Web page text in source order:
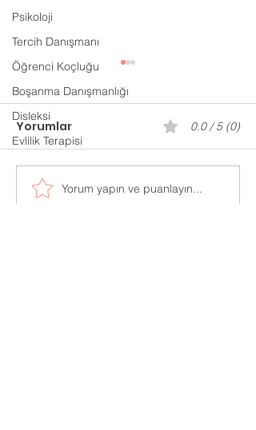
Psikoloji
Tercih Danışmanı
Öğrenci Koçluğu
Boşanma Danışmanlığı
Disleksi
Evlilik Terapisi
Evlilik Öncesi
Yorumlar 0.0 / 5 (0)
Yorum yapın ve puanlayın...